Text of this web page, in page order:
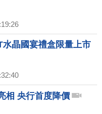
水晶國宴禮盒限量上市
相 央行首度降價